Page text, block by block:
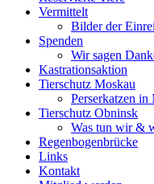
Vermittelt
Bilder der
Spenden
Wir sagen
Kastrationsaktion
Tierschutz Moskau
Perserkatzen in
Tierschutz Obninsk
Was tun wir &
Regenbogenbrücke
Links
Kontakt